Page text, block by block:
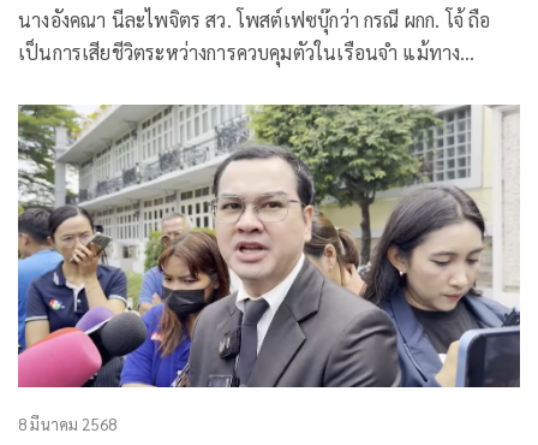
นางอังคณา นีละไพจิตร สว. โพสต์เฟซบุ๊กว่า กรณี ผกก. โจ้ ถือ
เป็นการเสียชีวิตระหว่างการควบคุมตัวในเรือนจำ แม้ทาง
สังเกต คือ
8 มีนาคม 2568